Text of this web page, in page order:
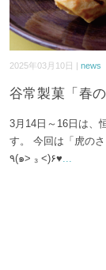
2025年03月10日 | news
谷常製菓「春
3月14日～16日は、
す。 今回は「虎の
٩(๑> ₃ <)۶♥...